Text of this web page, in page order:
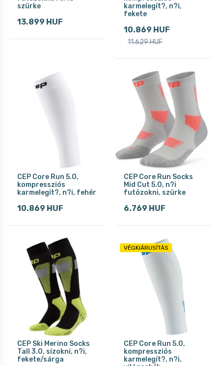
szürke
13.899 HUF
karmelegít?, n?i,
fekete
10.869 HUF
11.629 HUF
CEP Core Run 5.0,
kompressziós
karmelegít?, n?i, fehér
10.869 HUF
CEP Core Run Socks
Mid Cut 5.0, n?i
futózokni, szürke
6.769 HUF
CEP Ski Merino Socks
Tall 3.0, sízokni, n?i,
fekete/sárga
VÉGKIÁRUSÍTÁS
CEP Core Run 5.0,
kompressziós
karmelegít?, n?i,